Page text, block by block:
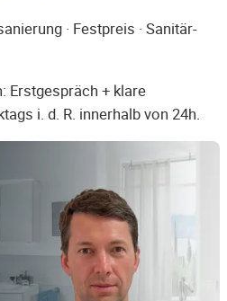
· Festpreis · Sanitär-
Erstgespräch + klare
i. d. R. innerhalb von 24h.